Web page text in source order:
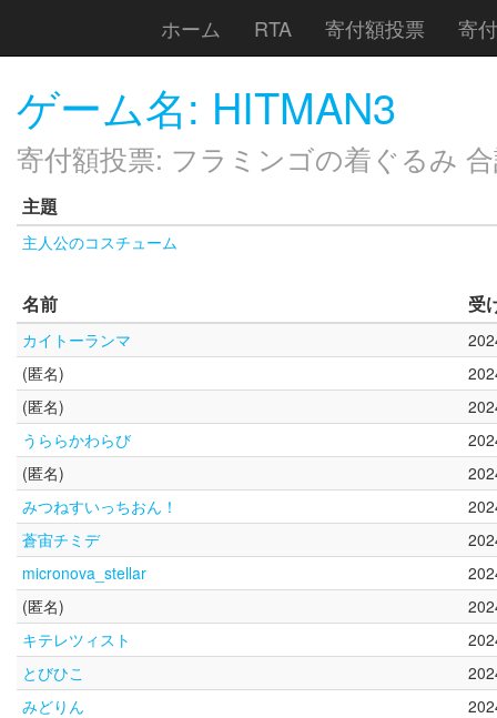
ホーム RTA 寄付額投票 寄
ゲーム名: HITMAN3
寄付額投票: フラミンゴの着ぐるみ
主題
主人公のコスチューム
名前 受
カイトーランマ
(匿名)
(匿名)
うららかわらび
(匿名)
みつねすいっちおん！
蒼宙チミデ
micronova_stellar
(匿名)
キテレツィスト
とびひこ
みどりん